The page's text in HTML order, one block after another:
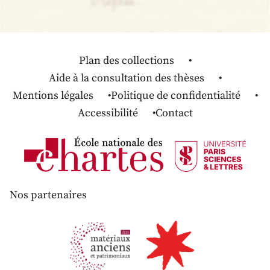
Plan des collections
Aide à la consultation des thèses
Mentions légales
Politique de confidentialité
Accessibilité
Contact
Nos partenaires